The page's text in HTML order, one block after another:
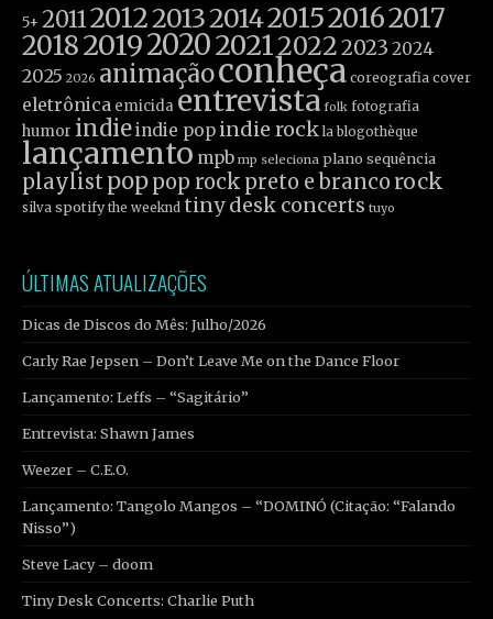
5+ 2011201220132014201520162017
201820192020202120222023 2024
2025 2026 animaçãoconheça coreografia cover
eletrônica emicida entrevista folk fotografia
humor indieindie pop indie rock la blogothèque
lançamento mpb mp seleciona plano sequência
playlist poppop rock preto e branco rock
silva spotify the weeknd tiny desk concerts tuyo
ÚLTIMAS ATUALIZAÇÕES
Dicas de Discos do Mês: Julho/2026
Carly Rae Jepsen – Don’t Leave Me on the Dance Floor
Lançamento: Leffs – “Sagitário”
Entrevista: Shawn James
Weezer – C.E.O.
Lançamento: Tangolo Mangos – “DOMINÓ (Citação: “Falando
Nisso”)
Steve Lacy – doom
Tiny Desk Concerts: Charlie Puth